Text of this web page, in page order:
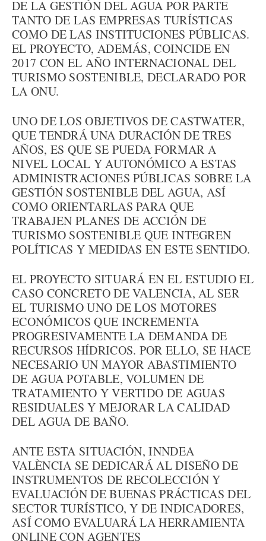
DE LA GESTIÓN DEL AGUA POR PARTE
TANTO DE LAS EMPRESAS TURÍSTICAS
COMO DE LAS INSTITUCIONES PÚBLICAS.
EL PROYECTO, ADEMÁS, COINCIDE EN
2017 CON EL AÑO INTERNACIONAL DEL
TURISMO SOSTENIBLE, DECLARADO POR
LA ONU.
UNO DE LOS OBJETIVOS DE CASTWATER,
QUE TENDRÁ UNA DURACIÓN DE TRES
AÑOS, ES QUE SE PUEDA FORMAR A
NIVEL LOCAL Y AUTONÓMICO A ESTAS
ADMINISTRACIONES PÚBLICAS SOBRE LA
GESTIÓN SOSTENIBLE DEL AGUA, ASÍ
COMO ORIENTARLAS PARA QUE
TRABAJEN PLANES DE ACCIÓN DE
TURISMO SOSTENIBLE QUE INTEGREN
POLÍTICAS Y MEDIDAS EN ESTE SENTIDO.
EL PROYECTO SITUARÁ EN EL ESTUDIO EL
CASO CONCRETO DE VALENCIA, AL SER
EL TURISMO UNO DE LOS MOTORES
ECONÓMICOS QUE INCREMENTA
PROGRESIVAMENTE LA DEMANDA DE
RECURSOS HÍDRICOS. POR ELLO, SE HACE
NECESARIO UN MAYOR ABASTIMIENTO
DE AGUA POTABLE, VOLUMEN DE
TRATAMIENTO Y VERTIDO DE AGUAS
RESIDUALES Y MEJORAR LA CALIDAD
DEL AGUA DE BAÑO.
ANTE ESTA SITUACIÓN, INNDEA
VALÈNCIA SE DEDICARÁ AL DISEÑO DE
INSTRUMENTOS DE RECOLECCIÓN Y
EVALUACIÓN DE BUENAS PRÁCTICAS DEL
SECTOR TURÍSTICO, Y DE INDICADORES,
ASÍ COMO EVALUARÁ LA HERRAMIENTA
ONLINE CON AGENTES